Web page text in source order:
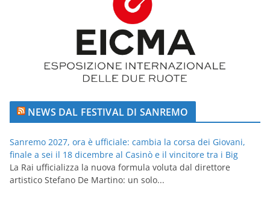
NEWS DAL FESTIVAL DI SANREMO
Sanremo 2027, ora è ufficiale: cambia la corsa dei Giovani,
finale a sei il 18 dicembre al Casinò e il vincitore tra i Big
La Rai ufficializza la nuova formula voluta dal direttore
artistico Stefano De Martino: un solo...